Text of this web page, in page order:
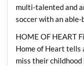
multi-talented and
soccer with an
HOME OF HEART
Home of Heart tells
miss their